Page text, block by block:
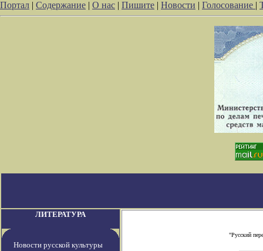
Портал | Содержание | О нас | Пишите | Новости | Голосование |
ЛИТЕРАТУРА
Новости русской культуры
"Русский